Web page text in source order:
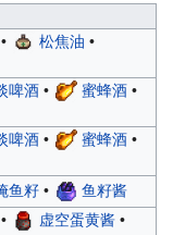
松焦油 •
啤酒• 蜜蜂酒•
啤酒• 蜜蜂酒•
鱼籽• 鱼籽酱
虚空蛋黄酱•